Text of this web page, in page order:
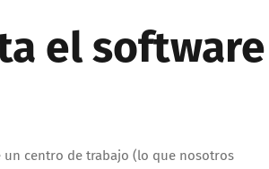
el software
centro de trabajo (lo que nosotros